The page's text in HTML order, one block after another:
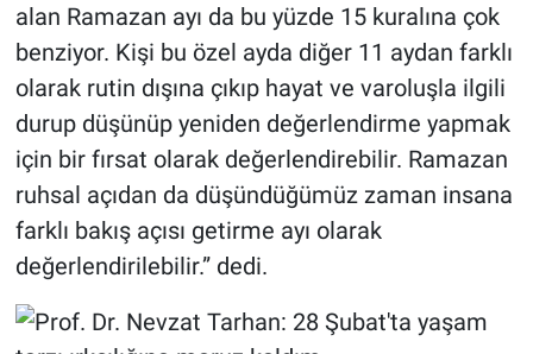
alan Ramazan ayı da bu yüzde 15 kuralına çok
benziyor. Kişi bu özel ayda diğer 11 aydan farklı
olarak rutin dışına çıkıp hayat ve varoluşla ilgili
durup düşünüp yeniden değerlendirme yapmak
için bir fırsat olarak değerlendirebilir. Ramazan
ruhsal açıdan da düşündüğümüz zaman insana
farklı bakış açısı getirme ayı olarak
değerlendirilebilir.” dedi.